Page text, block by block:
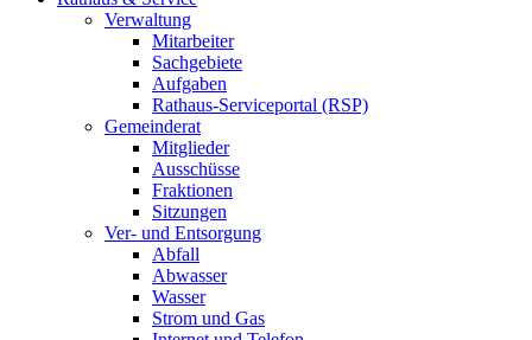
Verwaltung
Mitarbeiter
Sachgebiete
Aufgaben
Rathaus-Serviceportal (RSP)
Gemeinderat
Mitglieder
Ausschüsse
Fraktionen
Sitzungen
Ver- und Entsorgung
Abfall
Abwasser
Wasser
Strom und Gas